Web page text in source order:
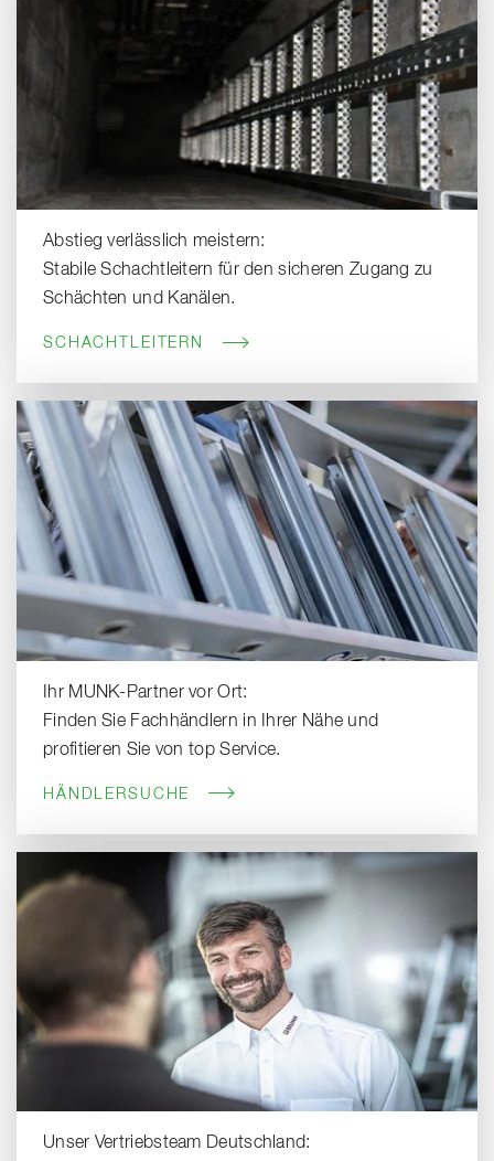
Abstieg verlässlich meistern:
Stabile Schachtleitern für den sicheren Zugang zu
Schächten und Kanälen.
SCHACHTLEITERN
Ihr MUNK-Partner vor Ort:
Finden Sie Fachhändlern in Ihrer Nähe und
profitieren Sie von top Service.
HÄNDLERSUCHE
Unser Vertriebsteam Deutschland: